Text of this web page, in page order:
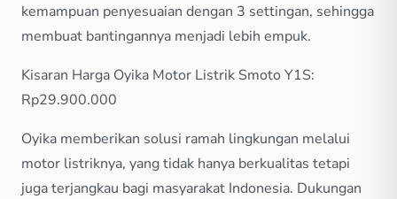
kemampuan penyesuaian dengan 3 settingan, sehingga
membuat bantingannya menjadi lebih empuk.
Kisaran Harga Oyika Motor Listrik Smoto Y1S:
Rp29.900.000
Oyika memberikan solusi ramah lingkungan melalui
motor listriknya, yang tidak hanya berkualitas tetapi
juga terjangkau bagi masyarakat Indonesia. Dukungan